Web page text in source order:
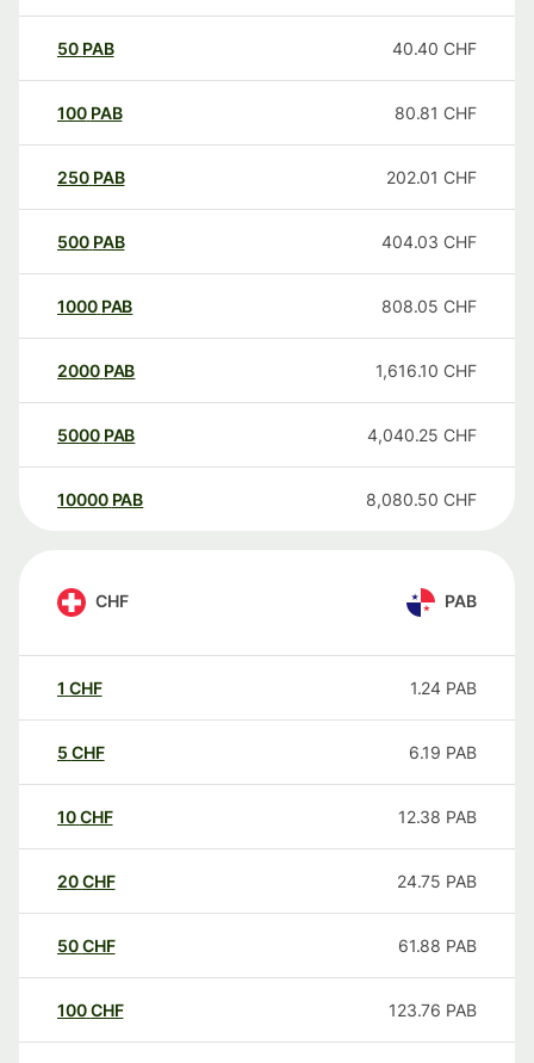
50 PAB 40.40 CHF
100 PAB 80.81 CHF
250 PAB 202.01 CHF
500 PAB 404.03 CHF
1000 PAB 808.05 CHF
2000 PAB 1,616.10 CHF
5000 PAB 4,040.25 CHF
10000 PAB 8,080.50 CHF
CHF PAB
1 CHF 1.24 PAB
5 CHF 6.19 PAB
10CHF 12.38 PAB
20CHF 24.75 PAB
50CHF 61.88 PAB
100CHF 123.76 PAB